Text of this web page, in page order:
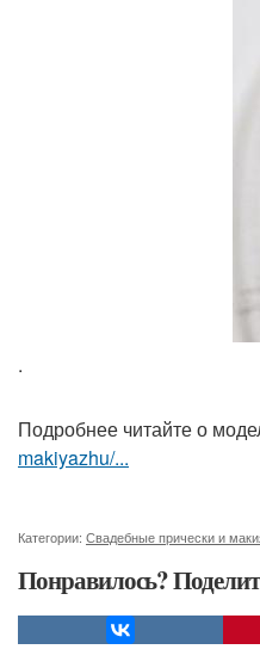
.
Подробнее читайте о
makiyazhu/...
Категории: Свадебные прически и
Понравилось?